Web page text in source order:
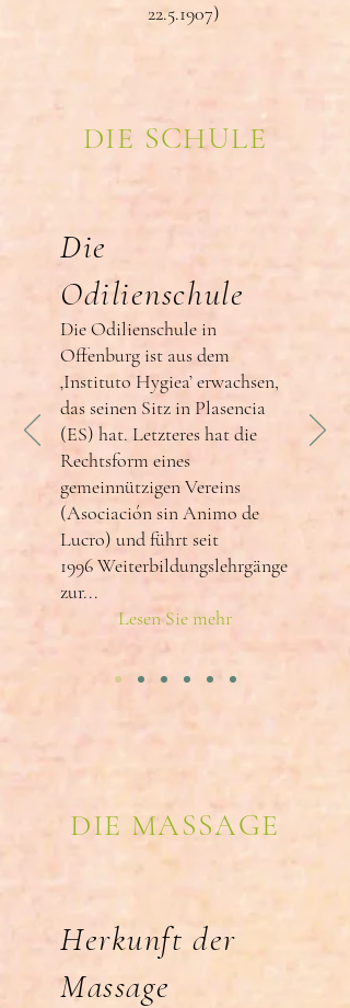
22.5.1907)
DIE SCHULE
Die
Odilienschule
Die Odilienschule in
Offenburg ist aus dem
‚Instituto Hygiea’ erwachsen,
das seinen Sitz in Plasencia
(ES) hat. Letzteres hat die
Rechtsform eines
gemeinnützigen Vereins
(Asociación sin Animo de
Lucro) und führt seit
1996 Weiterbildungslehrgänge
zur...
Lesen Sie mehr
DIE MASSAGE
Herkunft der
Massage